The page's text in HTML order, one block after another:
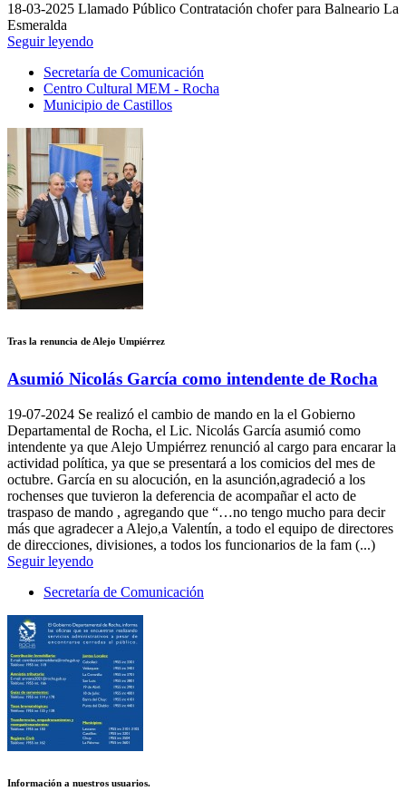
18-03-2025 Llamado Público Contratación chofer para Balneario La
Esmeralda
Seguir leyendo
Secretaría de Comunicación
Centro Cultural MEM - Rocha
Municipio de Castillos
Tras la renuncia de Alejo Umpiérrez
Asumió Nicolás García como intendente de Rocha
19-07-2024 Se realizó el cambio de mando en la el Gobierno
Departamental de Rocha, el Lic. Nicolás García asumió como
intendente ya que Alejo Umpiérrez renunció al cargo para encarar la
actividad política, ya que se presentará a los comicios del mes de
octubre. García en su alocución, en la asunción,agradeció a los
rochenses que tuvieron la deferencia de acompañar el acto de
traspaso de mando , agregando que “…no tengo mucho para decir
más que agradecer a Alejo,a Valentín, a todo el equipo de directores
de direcciones, divisiones, a todos los funcionarios de la fam (...)
Seguir leyendo
Secretaría de Comunicación
Información a nuestros usuarios.